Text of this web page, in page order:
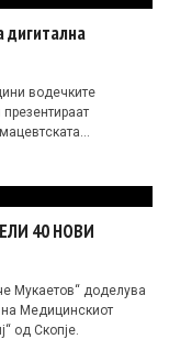
дигитална
водечките
40 НОВИ
Мукаетов“ доделува
на Медицинскиот
од Скопје.